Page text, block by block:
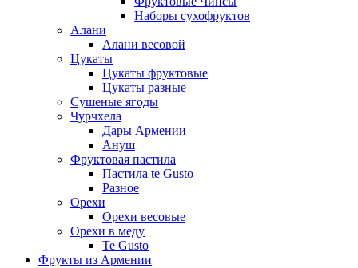
Наборы сухофруктов
Алани
Алани весовой
Цукаты
Цукаты фруктовые
Цукаты разные
Сушеные ягоды
Чурчхела
Дары Армении
Ануш
Фруктовая пастила
Пастила te Gusto
Разное
Орехи
Орехи весовые
Орехи в меду
Te Gusto
Фрукты из Армении